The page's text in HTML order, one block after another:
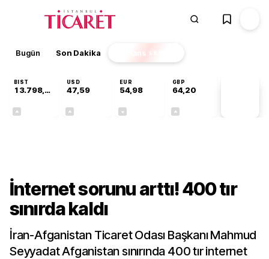
Bugün Son Dakika Finans EKSTRA
BIST
13.798,82
USD
47,59
EUR
54,98
GBP
64,20
İnternet sorunu arttı! 400 tır
sınırda kaldı
İran-Afganistan Ticaret Odası Başkanı Mahmud
Seyyadat Afganistan sınırında 400 tır internet